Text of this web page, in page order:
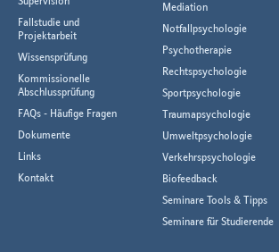
Fallstudie und
Projektarbeit
Wissensprüfung
Kommissionelle
Abschlussprüfung
FAQs - Häufige Fragen
Dokumente
Links
Kontakt
Mediation
Notfallpsychologie
Psychotherapie
Rechtspsychologie
Sportpsychologie
Traumapsychologie
Umweltpsychologie
Verkehrspsychologie
Biofeedback
Seminare Tools & Tipps
Seminare für Studierende